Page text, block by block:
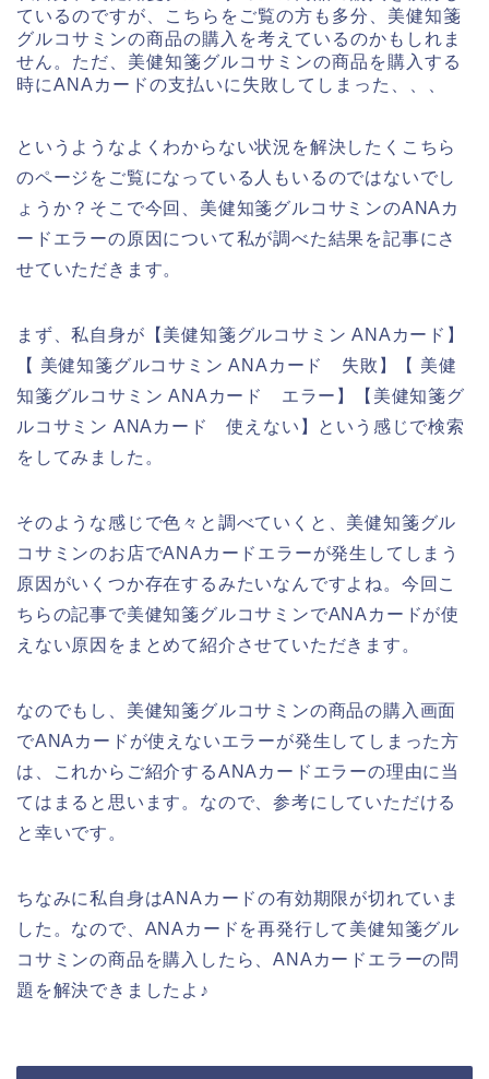
ているのですが、こちらをご覧の方も多分、美健知箋
グルコサミンの商品の購入を考えているのかもしれま
せん。ただ、美健知箋グルコサミンの商品を購入する
時にANAカードの支払いに失敗してしまった、、、
というようなよくわからない状況を解決したくこちら
のページをご覧になっている人もいるのではないでし
ょうか？そこで今回、美健知箋グルコサミンのANAカ
ードエラーの原因について私が調べた結果を記事にさ
せていただきます。
まず、私自身が【美健知箋グルコサミン ANAカード】
【 美健知箋グルコサミン ANAカード 失敗】【 美健
知箋グルコサミン ANAカード エラー】【美健知箋グ
ルコサミン ANAカード 使えない】という感じで検索
をしてみました。
そのような感じで色々と調べていくと、美健知箋グル
コサミンのお店でANAカードエラーが発生してしまう
原因がいくつか存在するみたいなんですよね。今回こ
ちらの記事で美健知箋グルコサミンでANAカードが使
えない原因をまとめて紹介させていただきます。
なのでもし、美健知箋グルコサミンの商品の購入画面
でANAカードが使えないエラーが発生してしまった方
は、これからご紹介するANAカードエラーの理由に当
てはまると思います。なので、参考にしていただける
と幸いです。
ちなみに私自身はANAカードの有効期限が切れていま
した。なので、ANAカードを再発行して美健知箋グル
コサミンの商品を購入したら、ANAカードエラーの問
題を解決できましたよ♪